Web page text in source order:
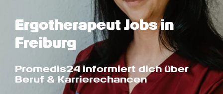
Ergotherapeut Jobs in
Freiburg
Promedis24 informiert dich über
Beruf & Karrierechancen